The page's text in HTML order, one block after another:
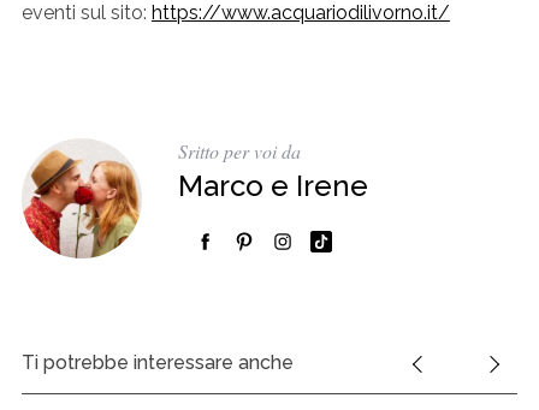
eventi sul sito: https://www.acquariodilivorno.it/
Sritto per voi da
Marco e Irene
Ti potrebbe interessare anche